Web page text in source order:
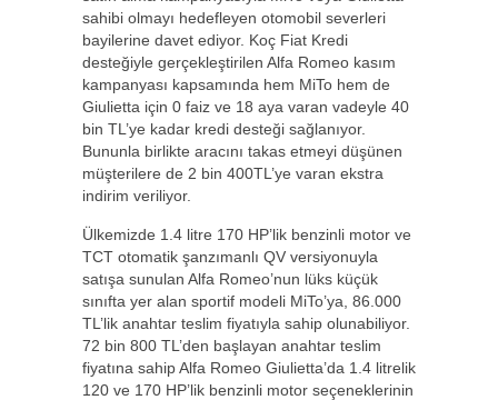
sahibi olmayı hedefleyen otomobil severleri
bayilerine davet ediyor. Koç Fiat Kredi
desteğiyle gerçekleştirilen Alfa Romeo kasım
kampanyası kapsamında hem MiTo hem de
Giulietta için 0 faiz ve 18 aya varan vadeyle 40
bin TL’ye kadar kredi desteği sağlanıyor.
Bununla birlikte aracını takas etmeyi düşünen
müşterilere de 2 bin 400TL’ye varan ekstra
indirim veriliyor.
Ülkemizde 1.4 litre 170 HP’lik benzinli motor ve
TCT otomatik şanzımanlı QV versiyonuyla
satışa sunulan Alfa Romeo’nun lüks küçük
sınıfta yer alan sportif modeli MiTo’ya, 86.000
TL’lik anahtar teslim fiyatıyla sahip olunabiliyor.
72 bin 800 TL’den başlayan anahtar teslim
fiyatına sahip Alfa Romeo Giulietta’da 1.4 litrelik
120 ve 170 HP’lik benzinli motor seçeneklerinin